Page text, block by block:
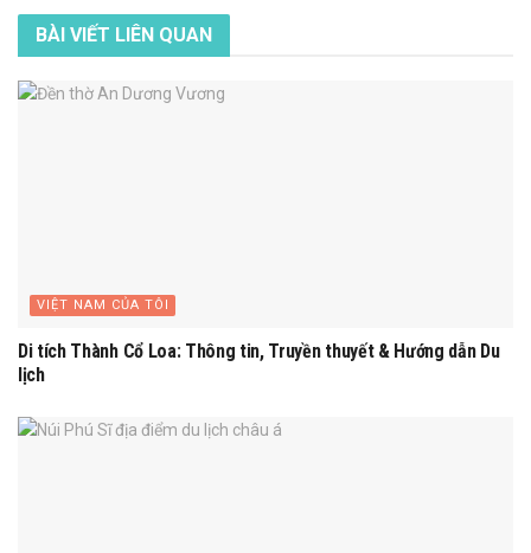
BÀI VIẾT LIÊN QUAN
VIỆT NAM CỦA TÔI
Di tích Thành Cổ Loa: Thông tin, Truyền thuyết & Hướng dẫn Du
lịch